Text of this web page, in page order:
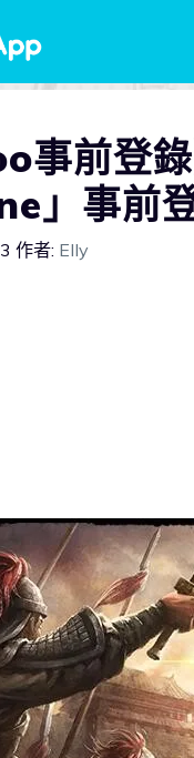
事前登
」事前
作者: Elly